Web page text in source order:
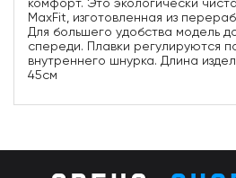
MaxFit, изготовленная из
Для большего удобства модель
спереди. Плавки регулируются
внутреннего шнурка. Длина
45см